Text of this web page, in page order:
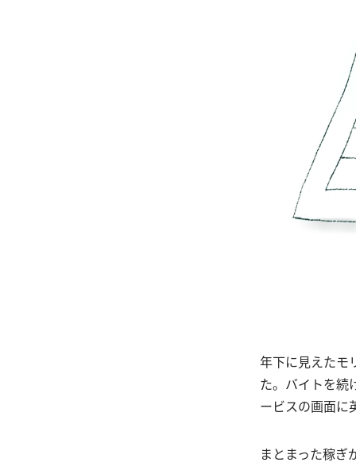
年下に見えたモ
た。バイトを続
ービスの画面に
まとまった稼ぎ